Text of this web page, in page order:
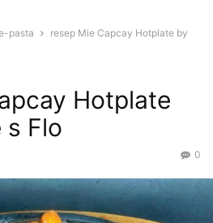
pasta
resep Mie Capcay Hotplate by
Hotplate
s Flo
0